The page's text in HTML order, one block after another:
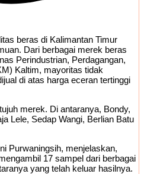
beras di Kalimantan Timur
Dari berbagai merek beras
Perindustrian, Perdagangan,
Kaltim, mayoritas tidak
di atas harga eceran tertinggi
merek. Di antaranya, Bondy,
Lele, Sedap Wangi, Berlian Batu
Purwaningsih, menjelaskan,
17 sampel dari berbagai
yang telah keluar hasilnya.